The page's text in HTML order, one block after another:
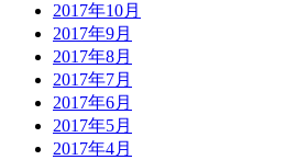
2017年10月
2017年9月
2017年8月
2017年7月
2017年6月
2017年5月
2017年4月